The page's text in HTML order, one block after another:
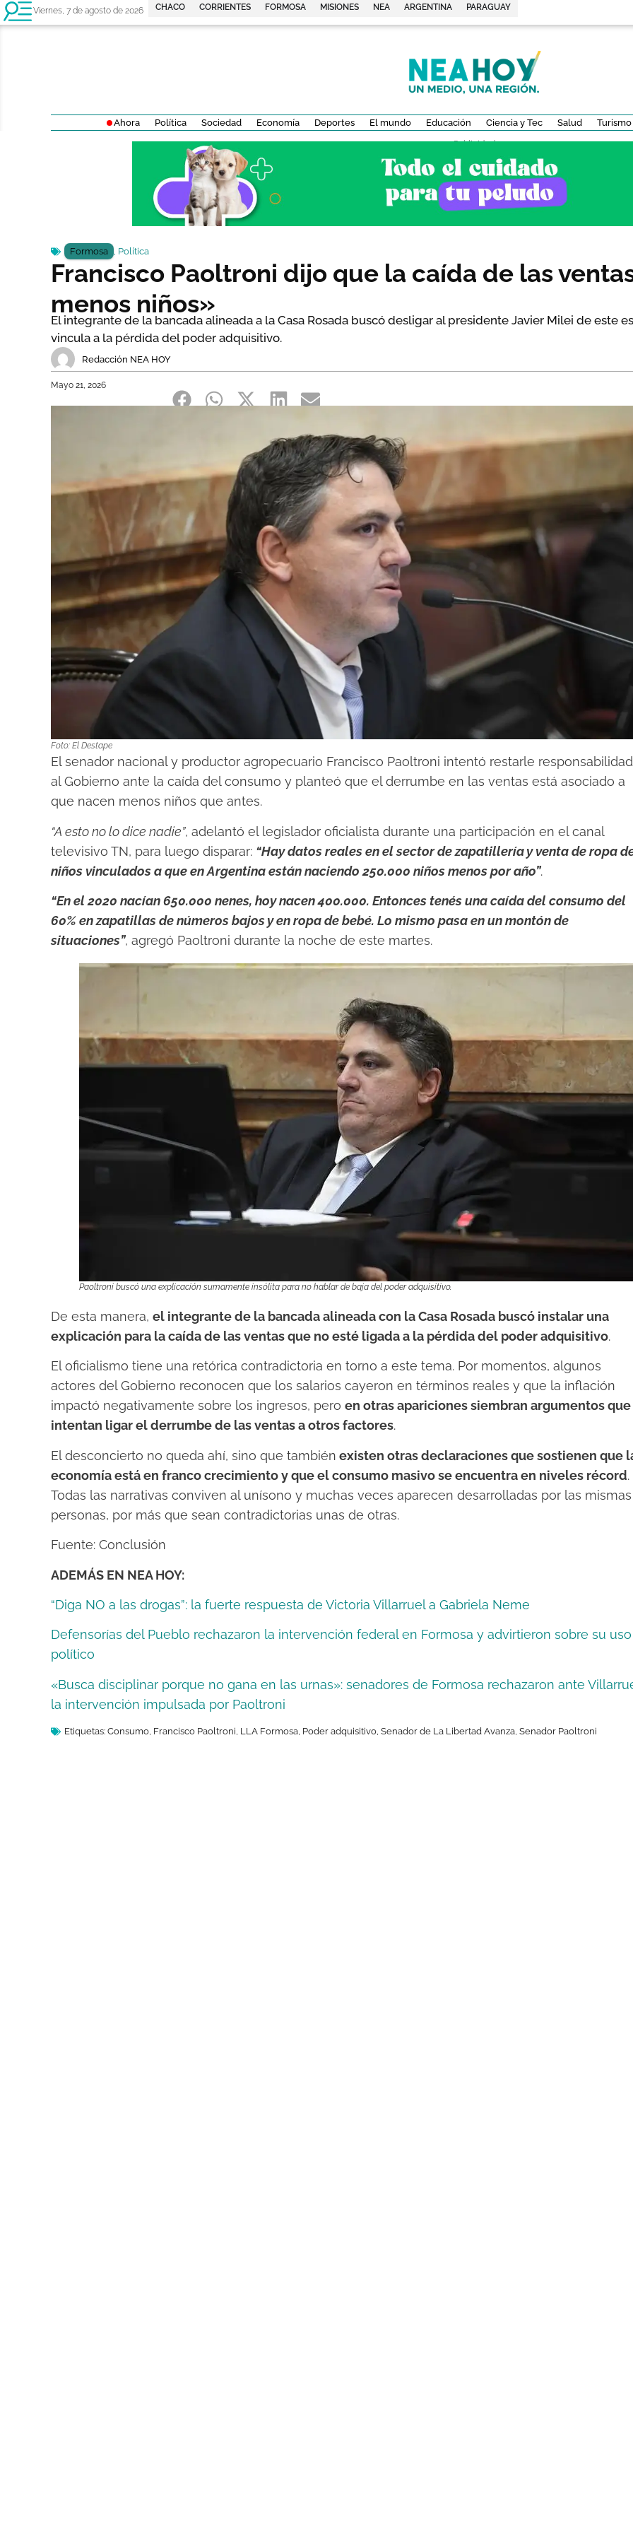
Viernes, 7 de agosto de 2026 CHACO CORRIENTES FORMOSA MISIONES NEA ARGENTINA PARAGUAY
Ahora Política Sociedad Economía Deportes El mundo Educación Ciencia y Tec Salud Turismo
- Publicidad -
Formosa , Política
Francisco Paoltroni dijo que la caída de las
menos niños»
El integrante de la bancada alineada a la Casa Rosada buscó desligar al presidente Javier Milei de este
vincula a la pérdida del poder adquisitivo.
Redacción NEA HOY
Mayo 21, 2026
Foto: El Destape
El senador nacional y productor agropecuario Francisco Paoltroni intentó restarle responsabilidad
al Gobierno ante la caída del consumo y planteó que el derrumbe en las ventas está asociado a
que nacen menos niños que antes.
“A esto no lo dice nadie”, adelantó el legislador oficialista durante una participación en el canal
televisivo TN, para luego disparar: “Hay datos reales en el sector de zapatillería y venta de ropa
niños vinculados a que en Argentina están naciendo 250.000 niños menos por año”.
“En el 2020 nacían 650.000 nenes, hoy nacen 400.000. Entonces tenés una caída del consumo del
60% en zapatillas de números bajos y en ropa de bebé. Lo mismo pasa en un montón de
situaciones”, agregó Paoltroni durante la noche de este martes.
Paoltroni buscó una explicación sumamente insólita para no hablar de baja del poder adquisitivo.
De esta manera, el integrante de la bancada alineada con la Casa Rosada buscó instalar una
explicación para la caída de las ventas que no esté ligada a la pérdida del poder adquisitivo.
El oficialismo tiene una retórica contradictoria en torno a este tema. Por momentos, algunos
actores del Gobierno reconocen que los salarios cayeron en términos reales y que la inflación
impactó negativamente sobre los ingresos, pero en otras apariciones siembran argumentos que
intentan ligar el derrumbe de las ventas a otros factores.
El desconcierto no queda ahí, sino que también existen otras declaraciones que sostienen que
economía está en franco crecimiento y que el consumo masivo se encuentra en niveles récord.
Todas las narrativas conviven al unísono y muchas veces aparecen desarrolladas por las mismas
personas, por más que sean contradictorias unas de otras.
Fuente: Conclusión
ADEMÁS EN NEA HOY:
“Diga NO a las drogas”: la fuerte respuesta de Victoria Villarruel a Gabriela Neme
Defensorías del Pueblo rechazaron la intervención federal en Formosa y advirtieron sobre su uso
político
«Busca disciplinar porque no gana en las urnas»: senadores de Formosa rechazaron ante
la intervención impulsada por Paoltroni
Etiquetas: Consumo, Francisco Paoltroni, LLA Formosa, Poder adquisitivo, Senador de La Libertad Avanza, Senador Paoltroni